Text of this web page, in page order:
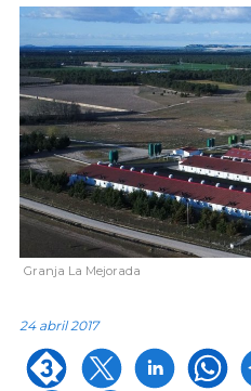
Granja La Mejorada
24 abril 2017